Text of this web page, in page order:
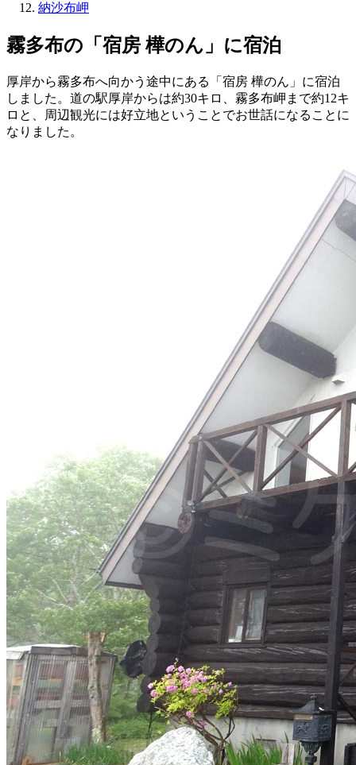
納沙布岬
霧多布の「宿房 樺のん」に宿泊
厚岸から霧多布へ向かう途中にある「宿房 樺のん」に宿泊
しました。道の駅厚岸からは約30キロ、霧多布岬まで約12キ
ロと、周辺観光には好立地ということでお世話になることに
なりました。